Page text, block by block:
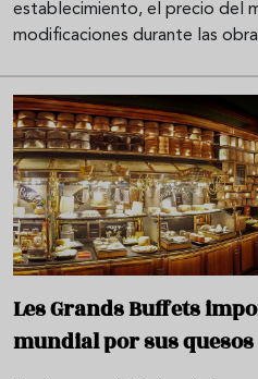
establecimiento, el precio del
modificaciones durante las
Les Grands Buffets
mundial por sus quesos